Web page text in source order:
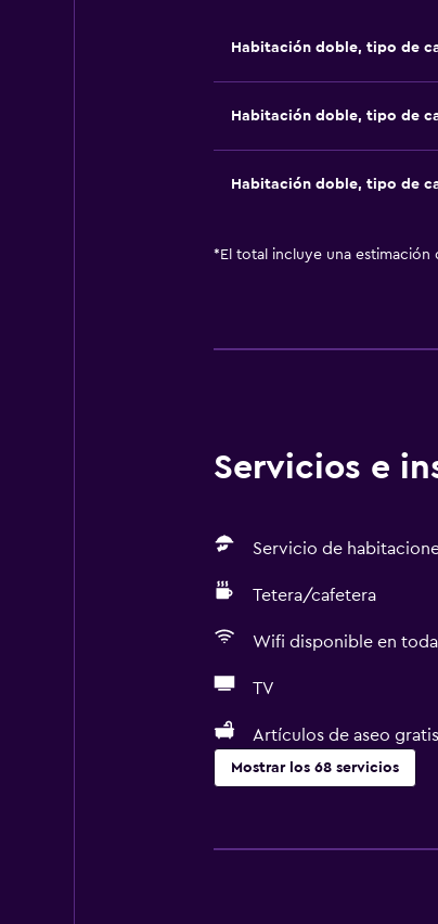
Habitación doble, tipo de
Habitación doble, tipo de
Habitación doble, tipo de
* El total incluye una estimación
Servicios e
Servicio de
Tetera/cafetera
Wifi disponible en
TV
Artículos de aseo gratis
Mostrar los 68 servicios
Wifi gratis